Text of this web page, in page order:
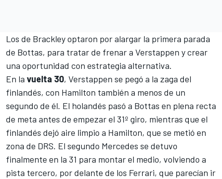
Los de Brackley optaron por alargar la primera parada
de Bottas, para tratar de frenar a Verstappen y crear
una oportunidad con estrategia alternativa.
En la vuelta 30, Verstappen se pegó a la zaga del
finlandés, con Hamilton también a menos de un
segundo de él. El holandés pasó a Bottas en plena recta
de meta antes de empezar el 31º giro, mientras que el
finlandés dejó aire limpio a Hamilton, que se metió en
zona de DRS. El segundo Mercedes se detuvo
finalmente en la 31 para montar el medio, volviendo a
pista tercero, por delante de los Ferrari, que parecían ir